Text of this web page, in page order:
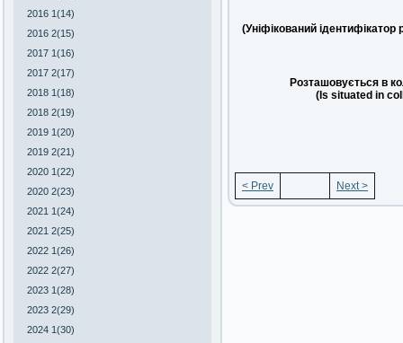
2016 1(14)
2016 2(15)
2017 1(16)
2017 2(17)
2018 1(18)
2018 2(19)
2019 1(20)
2019 2(21)
2020 1(22)
2020 2(23)
2021 1(24)
2021 2(25)
2022 1(26)
2022 2(27)
2023 1(28)
2023 2(29)
2024 1(30)
(Уніфікований ідентифікатор
Розташовується в
(Is situated in
< Prev Next >